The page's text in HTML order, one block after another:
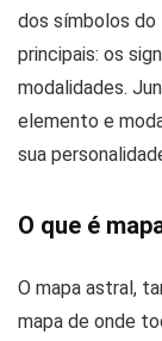
dos símbolos
principais: os
modalidades.
elemento e
sua
O que é
O mapa astral,
mapa de onde